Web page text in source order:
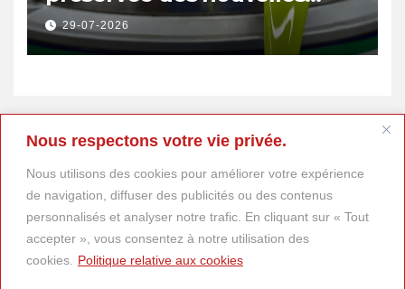
Nous respectons votre vie privée.
Nous utilisons des cookies pour améliorer votre expérience
de navigation, diffuser des publicités ou des contenus
personnalisés et analyser notre trafic. En cliquant sur « Tout
accepter », vous consentez à notre utilisation des
cookies.
Politique relative aux cookies
surtaxes américaines de
Donald Trump
29-07-2026